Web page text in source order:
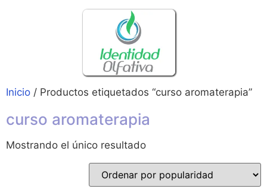
Inicio / Productos etiquetados “curso aromaterapia”
curso aromaterapia
Mostrando el único resultado